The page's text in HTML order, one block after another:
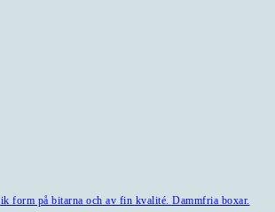
form på bitarna och av fin kvalité. Dammfria boxar.